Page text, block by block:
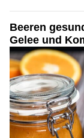
Beeren
Gelee und